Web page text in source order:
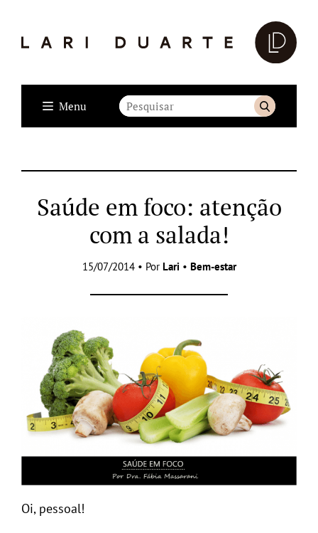
Menu
Saúde em foco: atenção
com a salada!
15/07/2014 • Por Lari • Bem-estar
Oi, pessoal!